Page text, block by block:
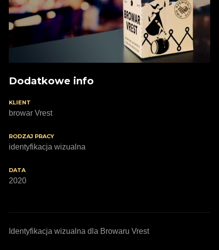
Dodatkowe info
KLIENT
browar Vrest
RODZAJ PRACY
identyfikacja wizualna
DATA
2020
Identyfikacja wizualna dla Browaru Vrest